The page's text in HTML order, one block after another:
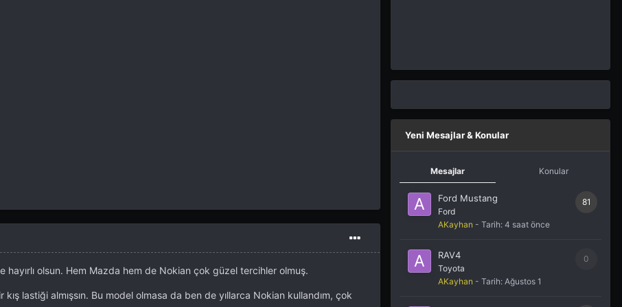
hayırlı olsun. Hem Mazda hem de Nokian çok güzel tercihler olmuş.
lastiği almışsın. Bu model olmasa da ben de yıllarca Nokian kullandım, çok
Yeni Mesajlar & Konular
Mesajlar Konular
81
Ford Mustang
Ford
AKayhan - Tarih: 4 saat önce
0
RAV4
Toyota
AKayhan - Tarih: Ağustos 1